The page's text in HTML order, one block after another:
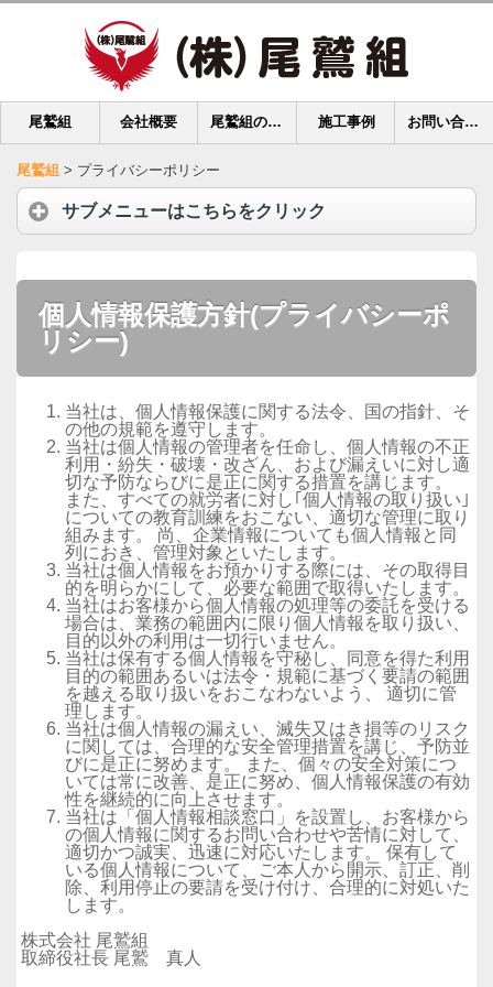
尾鷲組 会社概要 尾鷲組の強み 施工事例 お問い合わせ
尾鷲組 > プライバシーポリシー
サブメニューはこちらをクリック
個人情報保護方針(プライバシーポ
リシー)
当社は、個人情報保護に関する法令、国の指針、そ
の他の規範を遵守します。
当社は個人情報の管理者を任命し、個人情報の不正
利用・紛失・破壊・改ざん、および漏えいに対し適
切な予防ならびに是正に関する措置を講じます。
また、すべての就労者に対し｢個人情報の取り扱い｣
についての教育訓練をおこない、適切な管理に取り
組みます。 尚、企業情報についても個人情報と同
列におき、管理対象といたします。
当社は個人情報をお預かりする際には、その取得目
的を明らかにして、必要な範囲で取得いたします。
当社はお客様から個人情報の処理等の委託を受ける
場合は、業務の範囲内に限り個人情報を取り扱い、
目的以外の利用は一切行いません。
当社は保有する個人情報を守秘し、同意を得た利用
目的の範囲あるいは法令・規範に基づく要請の範囲
を越える取り扱いをおこなわないよう、 適切に管
理します。
当社は個人情報の漏えい、滅失又はき損等のリスク
に関しては、合理的な安全管理措置を講じ、予防並
びに是正に努めます。 また、個々の安全対策につ
いては常に改善、是正に努め、個人情報保護の有効
性を継続的に向上させます。
当社は「個人情報相談窓口」を設置し、お客様から
の個人情報に関するお問い合わせや苦情に対して、
適切かつ誠実、迅速に対応いたします。 保有して
いる個人情報について、ご本人から開示、訂正、削
除、利用停止の要請を受け付け、合理的に対処いた
します。
株式会社 尾鷲組
取締役社長 尾鷲 真人